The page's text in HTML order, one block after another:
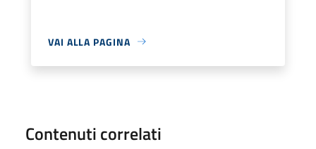
VAI ALLA PAGINA
Contenuti correlati